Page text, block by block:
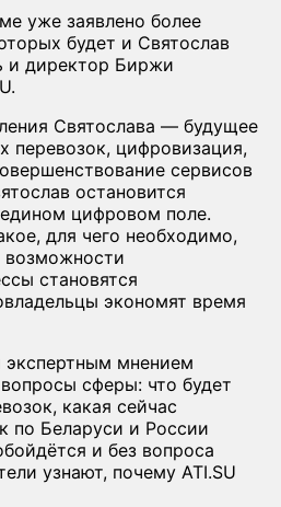
уже заявлено более
будет и Святослав
и директор Биржи
Святослава — будущее
перевозок, цифровизация,
сервисов
остановится
цифровом поле.
для чего необходимо,
возможности
становятся
экономят время
экспертным мнением
сферы: что будет
какая сейчас
по Беларуси и России
и без вопроса
узнают, почему ATI.SU